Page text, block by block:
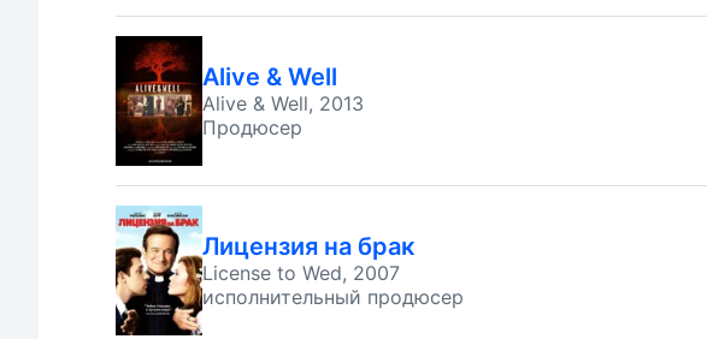
Alive & Well
Alive & Well, 2013
Продюсер
Лицензия на брак
License to Wed, 2007
исполнительный продюсер